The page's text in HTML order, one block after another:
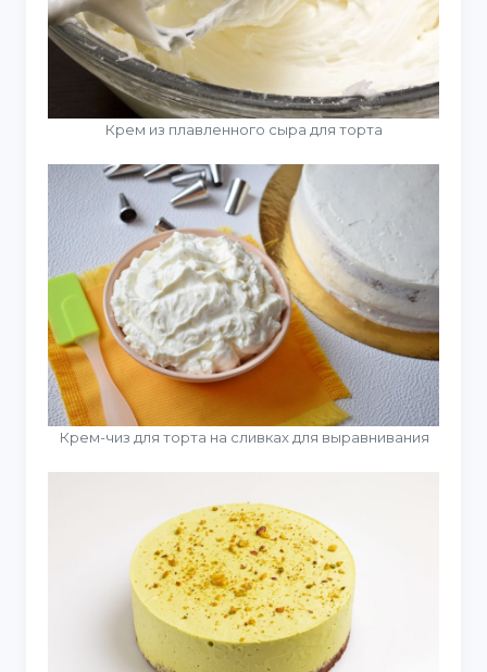
Крем из плавленного сыра для торта
Крем-чиз для торта на сливках для выравнивания